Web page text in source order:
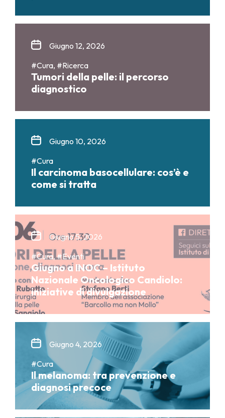
Giugno 12, 2026
#Cura, #Ricerca
Tumori della pelle: il percorso
diagnostico
Giugno 10, 2026
#Cura
Il carcinoma basocellulare: cos’è e
come si tratta
Giugno 5, 2026
#Cura, #Eventi
Giugno a INOC – Istituto
Nazionale Oncologico Candiolo:
iniziative di divulgazione
Giugno 4, 2026
#Cura
Il melanoma: tra prevenzione e
diagnosi precoce